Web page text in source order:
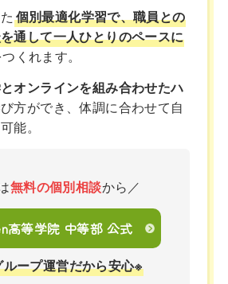
個別最適化学習で、職員との
通して一人ひとりのペースに
くれます。
オンラインを組み合わせたハ
方ができ、体調に合わせて自
能。
無料の個別相談から／
高等学院 中等部 公式
ープ運営だから安心※